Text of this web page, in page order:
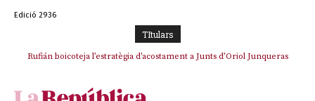
Edició 2936
TItulars
Rufián boicoteja l’estratègia d’acostament a Junts d’Oriol Junqueras
Rufián dinamita la unitat independentista amb un atac frontal al retorn